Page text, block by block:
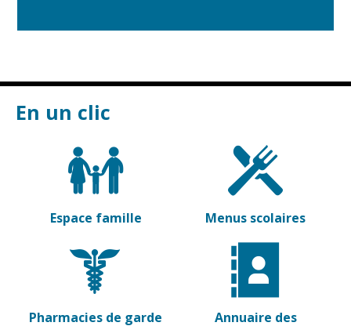
En un clic
Espace famille Menus scolaires
Pharmacies de garde
Annuaire des